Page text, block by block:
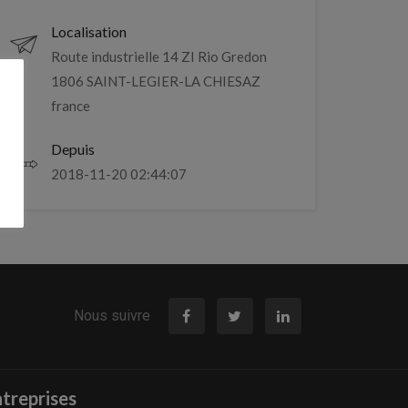
Localisation
Route industrielle 14 ZI Rio Gredon
1806 SAINT-LEGIER-LA CHIESAZ
france
Depuis
2018-11-20 02:44:07
Nous suivre